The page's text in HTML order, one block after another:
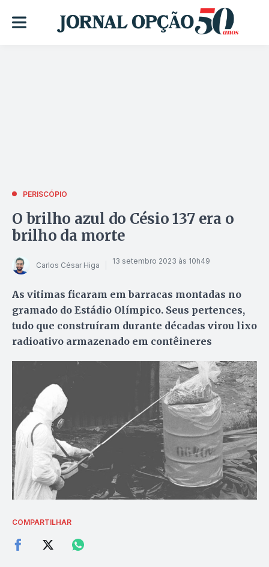
PERISCÓPIO
O brilho azul do Césio 137 era o
brilho da morte
Carlos César Higa 13 setembro 2023 às 10h49
As vitimas ficaram em barracas montadas no
gramado do Estádio Olímpico. Seus pertences,
tudo que construíram durante décadas virou lixo
radioativo armazenado em contêineres
COMPARTILHAR